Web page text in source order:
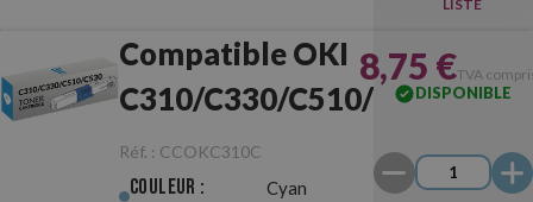
LISTE
Compatible OKI
C310/C330/C510/C530
Cyan
Réf. : CCOKC310C
Couleur : Cyan
8,75 €TVA
DISPONIBLE